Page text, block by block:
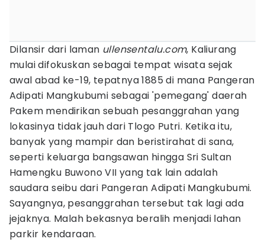
Dilansir dari laman ullensentalu.com, Kaliurang
mulai difokuskan sebagai tempat wisata sejak
awal abad ke-19, tepatnya 1885 di mana Pangeran
Adipati Mangkubumi sebagai 'pemegang' daerah
Pakem mendirikan sebuah pesanggrahan yang
lokasinya tidak jauh dari Tlogo Putri. Ketika itu,
banyak yang mampir dan beristirahat di sana,
seperti keluarga bangsawan hingga Sri Sultan
Hamengku Buwono VII yang tak lain adalah
saudara seibu dari Pangeran Adipati Mangkubumi.
Sayangnya, pesanggrahan tersebut tak lagi ada
jejaknya. Malah bekasnya beralih menjadi lahan
parkir kendaraan.